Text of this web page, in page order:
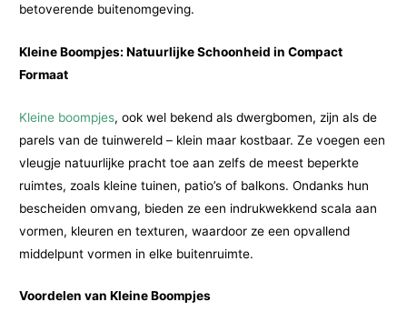
betoverende buitenomgeving.
Kleine Boompjes: Natuurlijke Schoonheid in Compact
Formaat
Kleine boompjes, ook wel bekend als dwergbomen, zijn als de
parels van de tuinwereld – klein maar kostbaar. Ze voegen een
vleugje natuurlijke pracht toe aan zelfs de meest beperkte
ruimtes, zoals kleine tuinen, patio’s of balkons. Ondanks hun
bescheiden omvang, bieden ze een indrukwekkend scala aan
vormen, kleuren en texturen, waardoor ze een opvallend
middelpunt vormen in elke buitenruimte.
Voordelen van Kleine Boompjes